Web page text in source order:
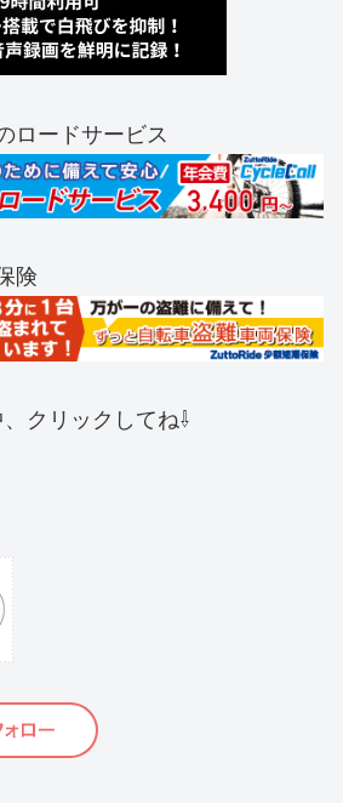
ロードサービス
険
クリックしてね⇩